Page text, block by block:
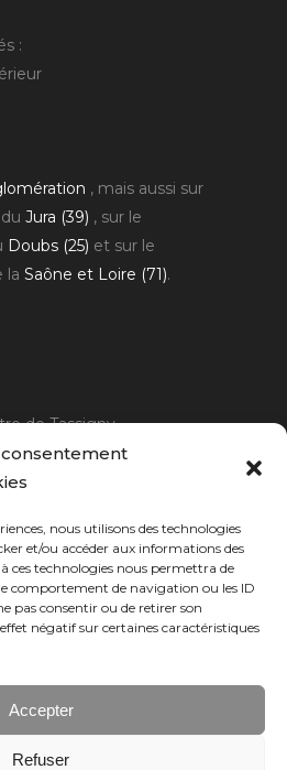
nous utilisons des technologies
et/ou accéder aux informations des
ces technologies nous permettra de
comportement de navigation ou les ID
pas consentir ou de retirer son
négatif sur certaines caractéristiques
Accepter
Refuser
:
, mais aussi sur
Jura (39) , sur le
Doubs (25) et sur le
la Saône et Loire (71).
de Tassigny
vous.